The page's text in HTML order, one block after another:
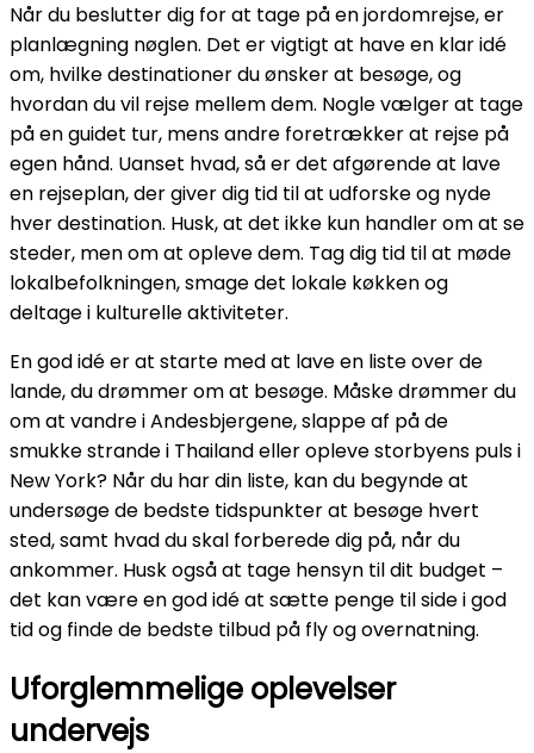
Når du beslutter dig for at tage på en jordomrejse, er
planlægning nøglen. Det er vigtigt at have en klar idé
om, hvilke destinationer du ønsker at besøge, og
hvordan du vil rejse mellem dem. Nogle vælger at tage
på en guidet tur, mens andre foretrækker at rejse på
egen hånd. Uanset hvad, så er det afgørende at lave
en rejseplan, der giver dig tid til at udforske og nyde
hver destination. Husk, at det ikke kun handler om at se
steder, men om at opleve dem. Tag dig tid til at møde
lokalbefolkningen, smage det lokale køkken og
deltage i kulturelle aktiviteter.
En god idé er at starte med at lave en liste over de
lande, du drømmer om at besøge. Måske drømmer du
om at vandre i Andesbjergene, slappe af på de
smukke strande i Thailand eller opleve storbyens puls i
New York? Når du har din liste, kan du begynde at
undersøge de bedste tidspunkter at besøge hvert
sted, samt hvad du skal forberede dig på, når du
ankommer. Husk også at tage hensyn til dit budget –
det kan være en god idé at sætte penge til side i god
tid og finde de bedste tilbud på fly og overnatning.
Uforglemmelige oplevelser
undervejs